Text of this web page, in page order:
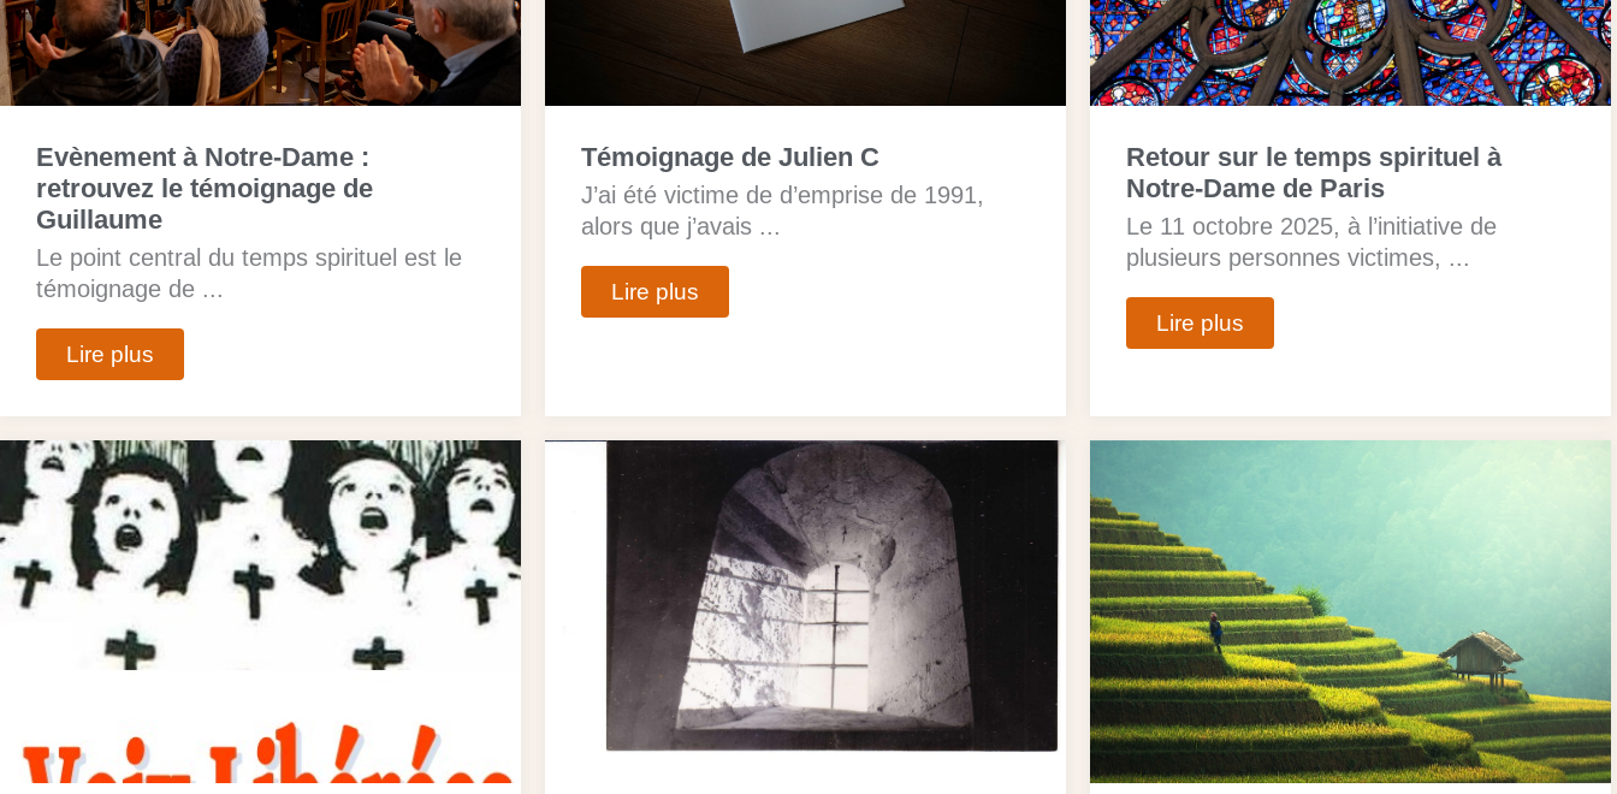
Evènement à Notre-Dame :
retrouvez le témoignage de
Guillaume
Le point central du temps spirituel est le
témoignage de ...
Lire plus
Témoignage de Julien C
J’ai été victime de d’emprise de 1991,
alors que j’avais ...
Lire plus
Retour sur le temps spirituel à
Notre-Dame de Paris
Le 11 octobre 2025, à l’initiative de
plusieurs personnes victimes, ...
Lire plus